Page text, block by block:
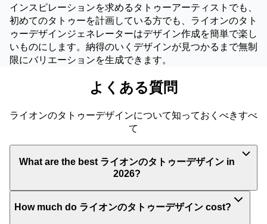
インスピレーションを求めるタトゥーアーティストでも、
初めてのタトゥーを計画している方でも、ライオンのタト
ゥーデザインジェネレーターはデザイン作成を簡単で楽し
いものにします。納得のいくデザインが見つかるまで無制
限にバリエーションを生成できます。
よくある質問
ライオンのタトゥーデザインについて知っておくべきすべ
て
What are the best ライオンのタトゥーデザイン in
2026?
How much do ライオンのタトゥーデザイン cost?